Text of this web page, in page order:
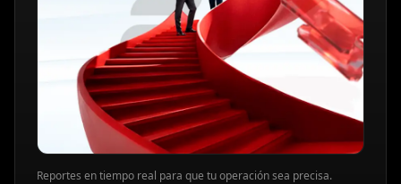
Reportes en tiempo real para que tu operación sea precisa.